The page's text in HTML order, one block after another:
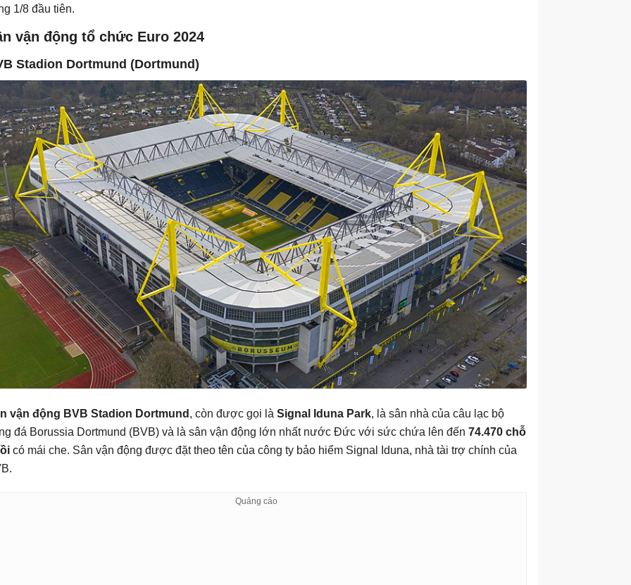
1/8 đầu tiên.
vận động tổ chức Euro 2024
Stadion Dortmund (Dortmund)
vận động BVB Stadion Dortmund , còn được gọi là Signal Iduna Park, là sân nhà của câu lạc bộ
đá Borussia Dortmund (BVB) và là sân vận động lớn nhất nước Đức với sức chứa lên đến 74.470 chỗ
có mái che. Sân vận động được đặt theo tên của công ty bảo hiểm Signal Iduna, nhà tài trợ chính của